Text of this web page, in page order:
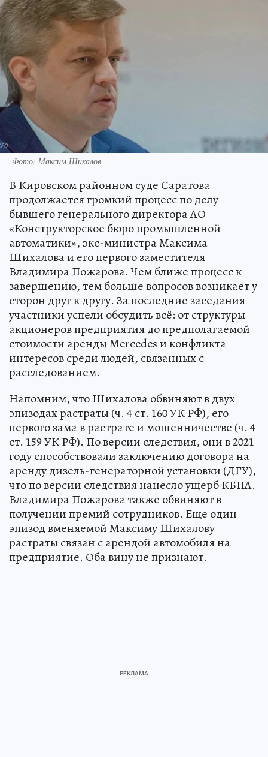
Фото: Максим Шихалов
В Кировском районном суде Саратова
продолжается громкий процесс по делу
бывшего генерального директора АО
«Конструкторское бюро промышленной
автоматики», экс-министра Максима
Шихалова и его первого заместителя
Владимира Пожарова. Чем ближе процесс к
завершению, тем больше вопросов возникает у
сторон друг к другу. За последние заседания
участники успели обсудить всё: от структуры
акционеров предприятия до предполагаемой
стоимости аренды Mercedes и конфликта
интересов среди людей, связанных с
расследованием.
Напомним, что Шихалова обвиняют в двух
эпизодах растраты (ч. 4 ст. 160 УК РФ), его
первого зама в растрате и мошенничестве (ч. 4
ст. 159 УК РФ). По версии следствия, они в 2021
году способствовали заключению договора на
аренду дизель-генераторной установки (ДГУ),
что по версии следствия нанесло ущерб КБПА.
Владимира Пожарова также обвиняют в
получении премий сотрудников. Еще один
эпизод вменяемой Максиму Шихалову
растраты связан с арендой автомобиля на
предприятие. Оба вину не признают.